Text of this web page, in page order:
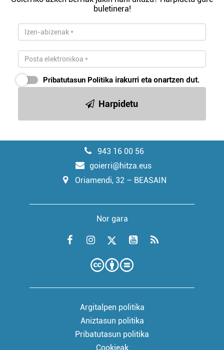
buletinera!
Pribatutasun Politika irakurri eta onartzen dut.
Harpidetu
943 16 00 56
goierri@hitza.eus
Oriamendi, 32 – BEASAIN
Nor gara
Argitalpen politika
Aniztasun politika
Pribatutasun politika
Cookieak